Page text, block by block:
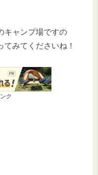
キャンプ場ですの
みてくださいね！
ク